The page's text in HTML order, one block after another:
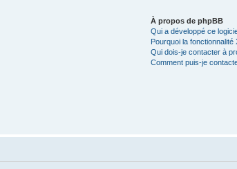
À propos de phpBB
Qui a développé ce
Pourquoi la fonctionnalité
Qui dois-je contacter à
Comment puis-je